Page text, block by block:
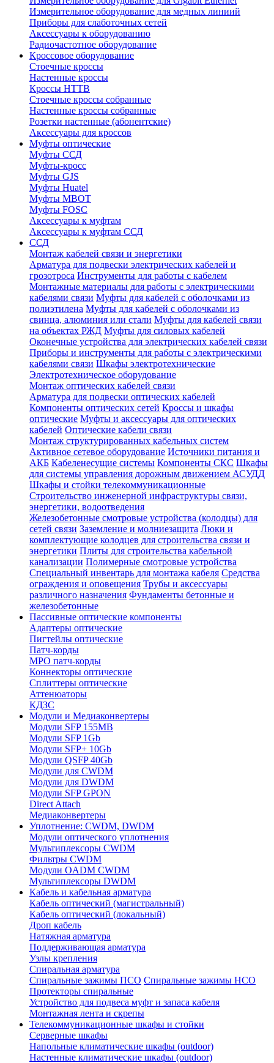
Измерительное оборудование для медных линиий
Приборы для слаботочных сетей
Аксессуары к оборудованию
Радиочастотное оборудование
Кроссовое оборудование
Стоечные кроссы
Настенные кроссы
Кроссы HTTB
Стоечные кроссы собранные
Настенные кроссы собранные
Розетки настенные (абонентские)
Аксессуары для кроссов
Муфты оптические
Муфты ССД
Муфты-кросс
Муфты GJS
Муфты Huatel
Муфты МВОТ
Муфты FOSC
Аксессуары к муфтам
Аксессуары к муфтам ССД
ССД
Монтаж кабелей связи и энергетики
Арматура для подвески электрических кабелей и
грозотроса Инструменты для работы с кабелем
Монтажные материалы для работы с электрическими
кабелями связи Муфты для кабелей с оболочками из
полиэтилена Муфты для кабелей с оболочками из
свинца, алюминия или стали Муфты для кабелей связи
на объектах РЖД Муфты для силовых кабелей
Оконечные устройства для электрических кабелей связи
Приборы и инструменты для работы с электрическими
кабелями связи Шкафы электротехнические
Электротехническое оборудование
Монтаж оптических кабелей связи
Арматура для подвески оптических кабелей
Компоненты оптических сетей Кроссы и шкафы
оптические Муфты и аксессуары для оптических
кабелей Оптические кабели связи
Монтаж структурированных кабельных систем
Активное сетевое оборудование Источники питания и
АКБ Кабеленесущие системы Компоненты СКС Шкафы
для системы управления дорожным движением АСУДД
Шкафы и стойки телекоммуникационные
Строительство инженерной инфраструктуры связи,
энергетики, водоотведения
Железобетонные смотровые устройства (колодцы) для
сетей связи Заземление и молниезащита Люки и
комплектующие колодцев для строительства связи и
энергетики Плиты для строительства кабельной
канализации Полимерные смотровые устройства
Специальный инвентарь для монтажа кабеля Средства
ограждения и оповещения Трубы и аксессуары
различного назначения Фундаменты бетонные и
железобетонные
Пассивные оптические компоненты
Адаптеры оптические
Пигтейлы оптические
Патч-корды
MPO патч-корды
Коннекторы оптические
Сплиттеры оптические
Аттенюаторы
КДЗС
Модули и Медиаконвертеры
Модули SFP 155MB
Модули SFP 1Gb
Модули SFP+ 10Gb
Модули QSFP 40Gb
Модули для CWDM
Модули для DWDM
Модули SFP GPON
Direct Attach
Медиаконвертеры
Уплотнение: CWDM, DWDM
Модули оптического уплотнения
Мультиплексоры CWDM
Фильтры CWDM
Модули OADM CWDM
Мультиплексоры DWDM
Кабель и кабельная арматура
Кабель оптический (магистральный)
Кабель оптический (локальный)
Дроп кабель
Натяжная арматура
Поддерживающая арматура
Узлы крепления
Спиральная арматура
Спиральные зажимы ПСО Спиральные зажимы НСО
Протекторы спиральные
Устройство для подвеса муфт и запаса кабеля
Монтажная лента и скрепы
Телекоммуникационные шкафы и стойки
Серверные шкафы
Напольные климатические шкафы (outdoor)
Настенные климатические шкафы (outdoor)